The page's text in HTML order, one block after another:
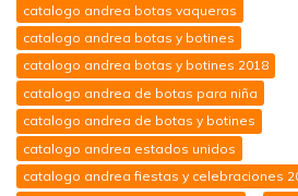
catalogo andrea botas vaqueras
catalogo andrea botas y botines
catalogo andrea botas y botines 2018
catalogo andrea de botas para niña
catalogo andrea de botas y botines
catalogo andrea estados unidos
catalogo andrea fiestas y celebraciones